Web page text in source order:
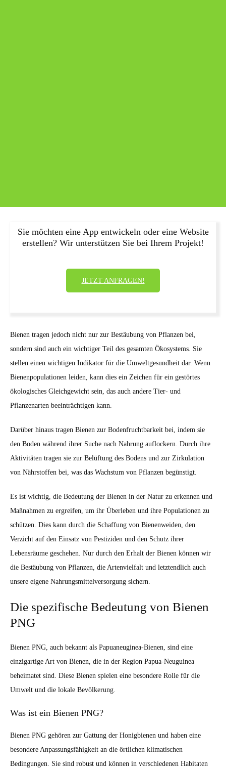
Sie möchten eine App entwickeln oder eine Website
erstellen? Wir unterstützen Sie bei Ihrem Projekt!
JETZT ANFRAGEN!
Bienen tragen jedoch nicht nur zur Bestäubung von Pflanzen bei,
sondern sind auch ein wichtiger Teil des gesamten Ökosystems. Sie
stellen einen wichtigen Indikator für die Umweltgesundheit dar. Wenn
Bienenpopulationen leiden, kann dies ein Zeichen für ein gestörtes
ökologisches Gleichgewicht sein, das auch andere Tier- und
Pflanzenarten beeinträchtigen kann.
Darüber hinaus tragen Bienen zur Bodenfruchtbarkeit bei, indem sie
den Boden während ihrer Suche nach Nahrung auflockern. Durch ihre
Aktivitäten tragen sie zur Belüftung des Bodens und zur Zirkulation
von Nährstoffen bei, was das Wachstum von Pflanzen begünstigt.
Es ist wichtig, die Bedeutung der Bienen in der Natur zu erkennen und
Maßnahmen zu ergreifen, um ihr Überleben und ihre Populationen zu
schützen. Dies kann durch die Schaffung von Bienenweiden, den
Verzicht auf den Einsatz von Pestiziden und den Schutz ihrer
Lebensräume geschehen. Nur durch den Erhalt der Bienen können wir
die Bestäubung von Pflanzen, die Artenvielfalt und letztendlich auch
unsere eigene Nahrungsmittelversorgung sichern.
Die spezifische Bedeutung von Bienen
PNG
Bienen PNG, auch bekannt als Papuaneuginea-Bienen, sind eine
einzigartige Art von Bienen, die in der Region Papua-Neuguinea
beheimatet sind. Diese Bienen spielen eine besondere Rolle für die
Umwelt und die lokale Bevölkerung.
Was ist ein Bienen PNG?
Bienen PNG gehören zur Gattung der Honigbienen und haben eine
besondere Anpassungsfähigkeit an die örtlichen klimatischen
Bedingungen. Sie sind robust und können in verschiedenen Habitaten